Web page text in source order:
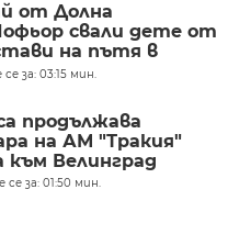
от Долна
свали дете от
на пътя в
за: 03:15 мин.
продължава
на АМ "Тракия"
Велинград
се за: 01:50 мин.